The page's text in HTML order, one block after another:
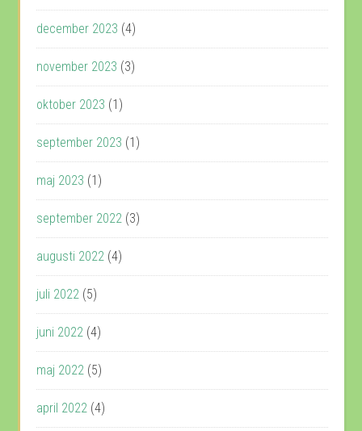
december 2023 (4)
november 2023 (3)
oktober 2023 (1)
september 2023 (1)
maj 2023 (1)
september 2022 (3)
augusti 2022 (4)
juli 2022 (5)
juni 2022 (4)
maj 2022 (5)
april 2022 (4)